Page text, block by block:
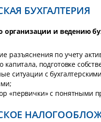
БУХГАЛТЕРИЯ
организации и ведению
разъяснения по учету
капитала, подготовке
ситуации с
«первички» с понятными